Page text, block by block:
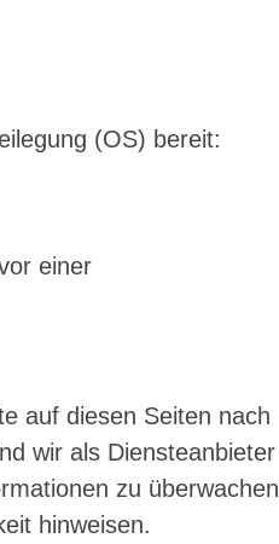
(OS) bereit:
einer
auf diesen Seiten nach
wir als Diensteanbieter
zu überwachen
hinweisen.